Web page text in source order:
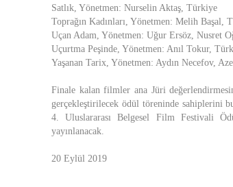
Satlık, Yönetmen: Nurselin Aktaş, Türkiye
Toprağın Kadınları, Yönetmen: Melih Başal,
Uçan Adam, Yönetmen: Uğur Ersöz, Nusret
Uçurtma Peşinde, Yönetmen: Anıl Tokur,
Yaşanan Tarix, Yönetmen: Aydın Necefov,
Finale kalan filmler ana Jüri
gerçekleştirilecek ödül töreninde sahiplerini
4. Uluslararası Belgesel Film Festivali
yayınlanacak.
20 Eylül 2019